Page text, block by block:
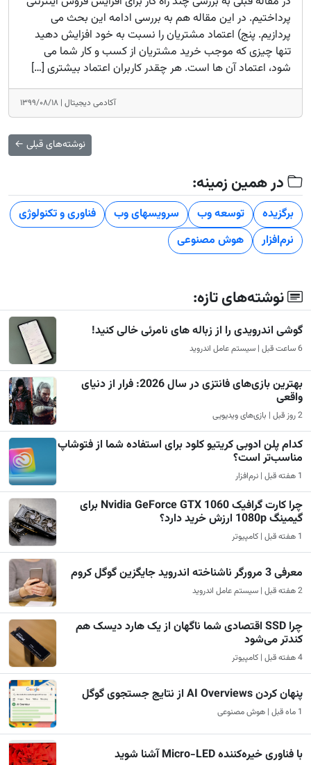
پرداختیم. در این مقاله هم به بررسی ادامه این بحث می
پردازیم. پنج) اعتماد مشتریان را نسبت به خود افزایش دهید
تنها چیزی که موجب خرید مشتریان از کسب و کار شما می
شود، اعتماد آن ها است. هر چقدر کاربران اعتماد بیشتری […]
آکادمی دیجیتال | ۱۳۹۹/۰۸/۱۸
نوشته‌های قبلی ←
در همین زمینه:
برگزیده توسعه وب سرویسهای وب
فناوری و تکنولوژی
نرم‌افزار
هوش مصنوعی
نوشته‌های تازه:
گوشی اندرویدی را از زباله های نامرئی خالی کنید!
6 ساعت قبل | سیستم عامل اندروید
بهترین بازی‌های فانتزی در سال 2026: فرار از دنیای
واقعی
2 روز قبل | بازی‌های ویدیویی
کدام پلن ادوبی کریتیو کلود برای استفاده شما از فتوشاپ
مناسب‌تر است؟
1 هفته قبل | نرم‌افزار
چرا کارت گرافیک Nvidia GeForce GTX 1060 برای
گیمینگ 1080p ارزش خرید دارد؟
1 هفته قبل | کامپیوتر
معرفی 3 مرورگر ناشناخته اندروید جایگزین گوگل کروم
2 هفته قبل | سیستم عامل اندروید
چرا SSD اقتصادی شما ناگهان از یک هارد دیسک هم
کندتر می‌شود
4 هفته قبل | کامپیوتر
پنهان کردن AI Overviews از نتایج جستجوی گوگل
1 ماه قبل | هوش مصنوعی
با فناوری خیره‌کننده Micro-LED آشنا شوید